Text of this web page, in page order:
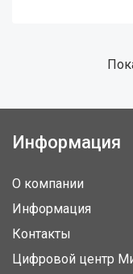
Информация
О компании
Информация
Контакты
Цифровой центр